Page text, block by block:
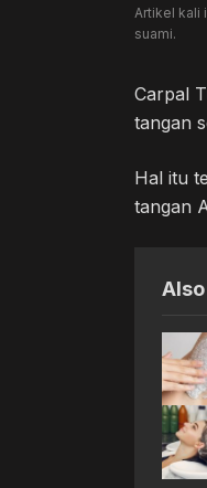
Artikel kali
suami.
Carpal
tangan
Hal itu
tangan